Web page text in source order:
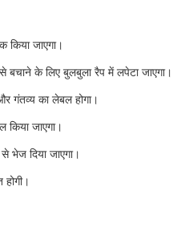
किया जाएगा।
बचाने के लिए बुलबुला रैप में लपेटा जाएगा।
गंतव्य का लेबल होगा।
किया जाएगा।
भेज दिया जाएगा।